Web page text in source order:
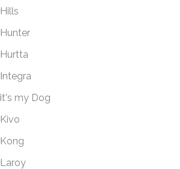
Hills
Hunter
Hurtta
Integra
it's my Dog
Kivo
Kong
Laroy